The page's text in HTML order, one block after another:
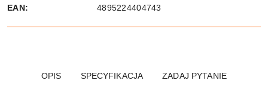
EAN: 4895224404743
OPIS SPECYFIKACJA ZADAJ PYTANIE